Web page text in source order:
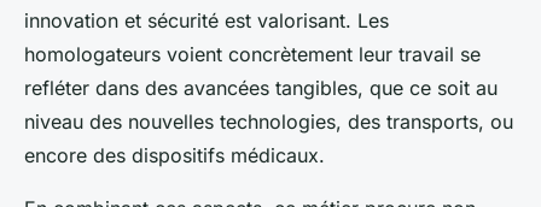
innovation et sécurité est valorisant. Les
homologateurs voient concrètement leur travail se
refléter dans des avancées tangibles, que ce soit au
niveau des nouvelles technologies, des transports, ou
encore des dispositifs médicaux.